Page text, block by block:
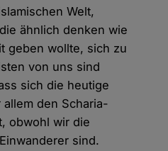
Welt,
ähnlich denken wie
geben wollte, sich zu
von uns sind
sich die heutige
den Scharia-
obwohl wir die
sind.